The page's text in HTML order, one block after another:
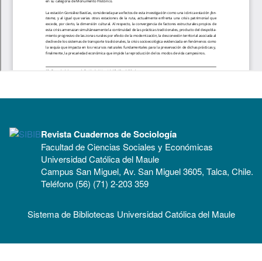
Revista Cuadernos de Sociología
Facultad de Ciencias Sociales y Económicas
Universidad Católica del Maule
Campus San Miguel, Av. San Miguel 3605, Talca, Chile.
Teléfono (56) (71) 2-203 359
Sistema de Bibliotecas Universidad Católica del Maule